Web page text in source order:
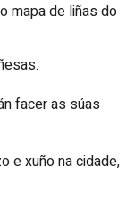
mapa de liñas do
facer as súas
e xuño na cidade,